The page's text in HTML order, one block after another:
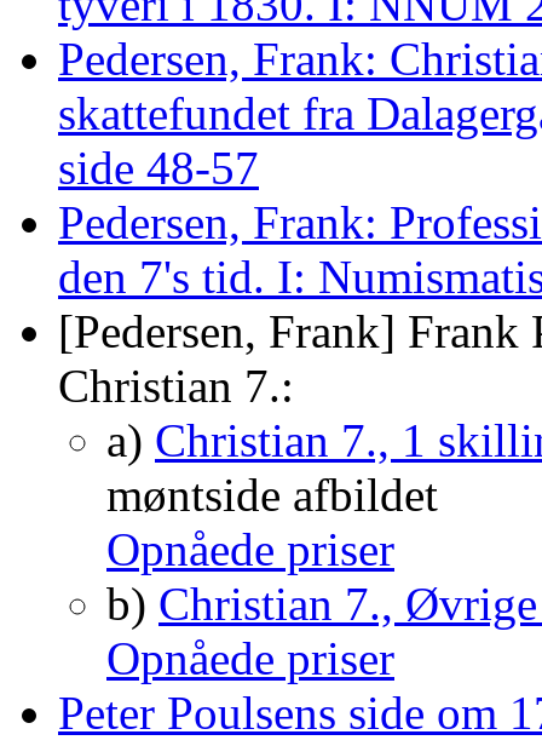
Pedersen, Frank:
skattefundet fra
side 48-57
Pedersen, Frank:
den 7's tid. I:
[Pedersen, Frank] Frank
Christian 7.:
a) Christian 7., 1
møntside afbildet
Opnåede priser
b) Christian 7.,
Opnåede priser
Peter Poulsens side om